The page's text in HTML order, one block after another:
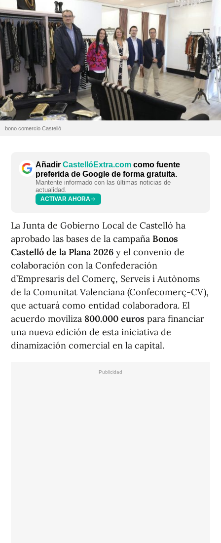
bono comercio Castelló
Añadir CastellóExtra.com como fuente
preferida de Google de forma gratuita.
Mantente informado con las últimas noticias de
actualidad.
ACTIVAR AHORA
La Junta de Gobierno Local de Castelló ha
aprobado las bases de la campaña Bonos
Castelló de la Plana 2026 y el convenio de
colaboración con la Confederación
d’Empresaris del Comerç, Serveis i Autònoms
de la Comunitat Valenciana (Confecomerç-CV),
que actuará como entidad colaboradora. El
acuerdo moviliza 800.000 euros para financiar
una nueva edición de esta iniciativa de
dinamización comercial en la capital.